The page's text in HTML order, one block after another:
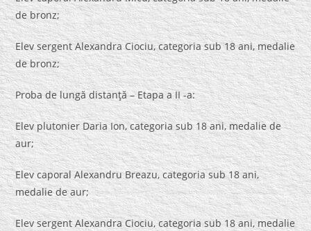
de bronz;
Elev sergent Alexandra Ciociu, categoria sub 18 ani, medalie
de bronz;
Proba de lungă distanţă – Etapa a II -a:
Elev plutonier Daria Ion, categoria sub 18 ani, medalie de
aur;
Elev caporal Alexandru Breazu, categoria sub 18 ani,
medalie de aur;
Elev sergent Alexandra Ciociu, categoria sub 18 ani, medalie